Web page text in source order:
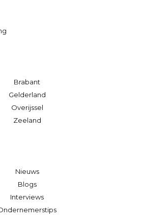
Brabant
Gelderland
Overijssel
Zeeland
Nieuws
Blogs
Interviews